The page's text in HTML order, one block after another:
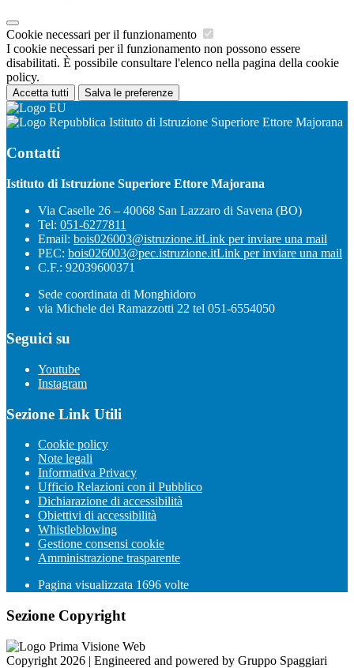
Cookie necessari per il funzionamento
I cookie necessari per il funzionamento non possono essere
disabilitati. È possibile consultare l'elenco nella pagina della cookie
policy.
Accetta tutti Salva le preferenze
Istituto di Istruzione Superiore Ettore Majorana
Contatti
Istituto di Istruzione Superiore Ettore Majorana
Via Caselle 26 – 40068 San Lazzaro di Savena (BO)
Tel: 051-6277811
Email: bois026003@istruzione.itLink per inviare una mail
PEC: bois026003@pec.istruzione.itLink per inviare una mail
C.F.: 92039600371
Sede coordinata di Monghidoro
via Michele dei Ramazzotti 22 tel 051-6554050
Seguici su
Youtube
Instagram
Sezione Link Utili
Cookie policy
Note legali
Informativa Privacy
Ufficio Relazioni con il Pubblico
Dichiarazione di accessibilità
Obiettivi di accessibilità
Whistleblowing
Gestione consensi cookie
Amministrazione trasparente
Pagina visualizzata 1696 volte
Sezione Copyright
Copyright 2026 | Engineered and powered by Gruppo Spaggiari